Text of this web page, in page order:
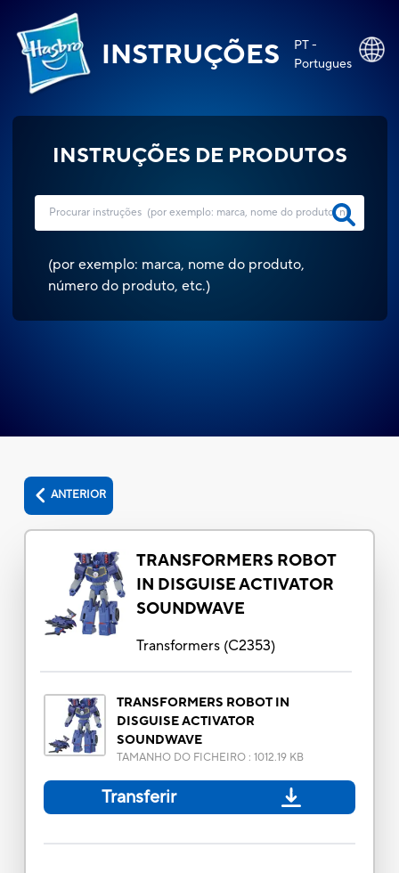
INSTRUÇÕES
PT -
Portugues
INSTRUÇÕES DE PRODUTOS
(por exemplo: marca, nome do produto,
número do produto, etc.)
ANTERIOR
TRANSFORMERS ROBOT
IN DISGUISE ACTIVATOR
SOUNDWAVE
Transformers(C2353)
TRANSFORMERS ROBOT IN
DISGUISE ACTIVATOR
SOUNDWAVE
TAMANHO DO FICHEIRO: 1012.19 KB
Transferir